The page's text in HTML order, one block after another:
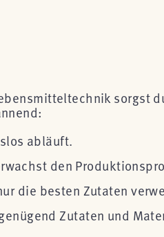
sorgst
abläuft.
den
die besten Zutaten
Zutaten und